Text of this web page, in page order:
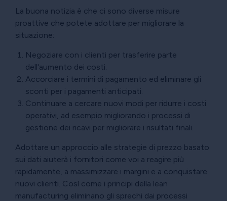
La buona notizia è che ci sono diverse misure
proattive che potete adottare per migliorare la
situazione:
Negoziare con i clienti per trasferire parte
dell'aumento dei costi.
Accorciare i termini di pagamento ed eliminare gli
sconti per i pagamenti anticipati.
Continuare a cercare nuovi modi per ridurre i costi
operativi, ad esempio migliorando i processi di
gestione dei ricavi per migliorare i risultati finali.
Adottare un approccio alle strategie di prezzo basato
sui dati aiuterà i fornitori come voi a reagire più
rapidamente, a massimizzare i margini e a conquistare
nuovi clienti. Così come i principi della lean
manufacturing eliminano gli sprechi dai processi